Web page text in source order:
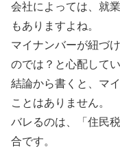
会社によっては、就
もありますよね。
マイナンバーが紐づ
のでは？と心配して
結論から書くと、マ
ことはありません。
バレるのは、「住民
合です。